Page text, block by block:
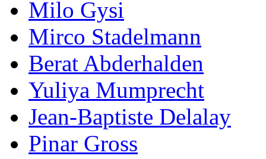
Milo Gysi
Mirco Stadelmann
Berat Abderhalden
Yuliya Mumprecht
Jean-Baptiste Delalay
Pinar Gross